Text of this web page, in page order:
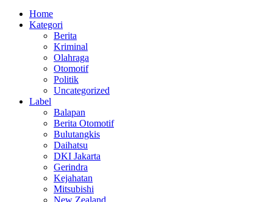
Home
Kategori
Berita
Kriminal
Olahraga
Otomotif
Politik
Uncategorized
Label
Balapan
Berita Otomotif
Bulutangkis
Daihatsu
DKI Jakarta
Gerindra
Kejahatan
Mitsubishi
New Zealand